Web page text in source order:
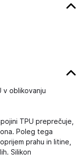
v oblikovanju
TPU preprečuje,
Poleg tega
prahu in litine,
Silikon